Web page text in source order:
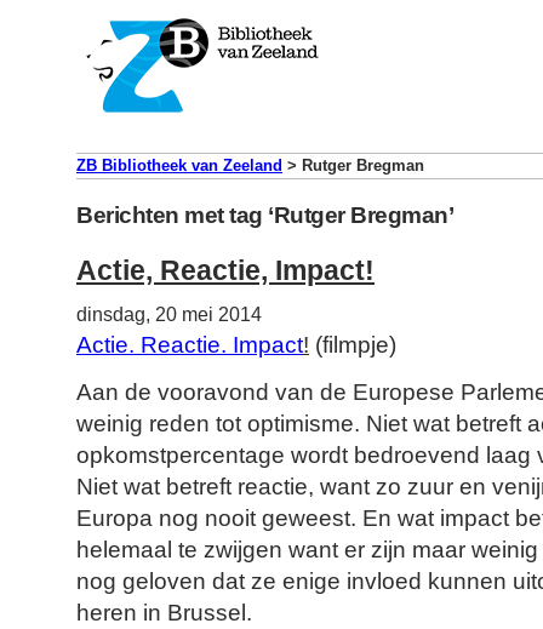
ZB Bibliotheek van Zeeland > Rutger Bregman
Berichten met tag ‘Rutger Bregman’
Actie, Reactie, Impact!
dinsdag, 20 mei 2014
Actie. Reactie. Impact! (filmpje)
Aan de vooravond van de Europese
weinig reden tot optimisme. Niet wat betreft
opkomstpercentage wordt bedroevend laag
Niet wat betreft reactie, want zo zuur en
Europa nog nooit geweest. En wat impact
helemaal te zwijgen want er zijn maar
nog geloven dat ze enige invloed kunnen
heren in Brussel.